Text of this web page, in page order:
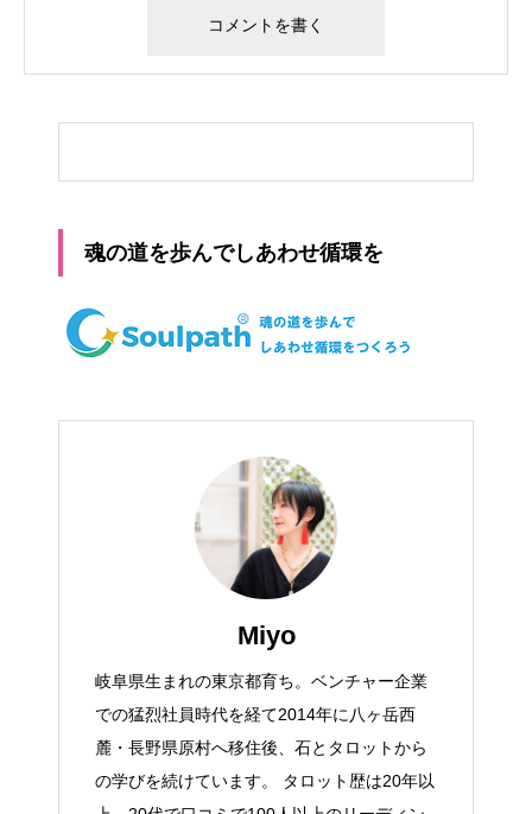
魂の道を歩んでしあわせ循環を
Miyo
岐阜県生まれの東京都育ち。ベンチャー企業
での猛烈社員時代を経て2014年に八ヶ岳西
麓・長野県原村へ移住後、石とタロットから
の学びを続けています。 タロット歴は20年以